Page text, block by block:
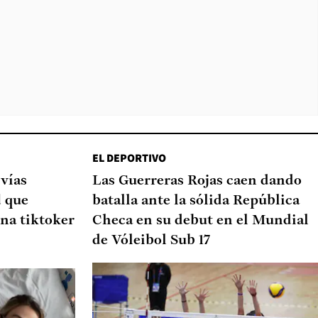
que
tiktoker
EL DEPORTIVO
Las Guerreras Rojas caen dando
batalla ante la sólida República
Checa en su debut en el Mundial
de Vóleibol Sub 17